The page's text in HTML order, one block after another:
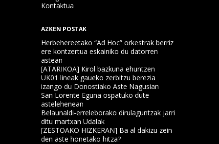
Kontaktua
AZKEN POSTAK
Herbehereetako “Ad Hoc” orkestrak berriz
ere kontzertua eskainiko du datorren
astean
[ATARIKOA] Kirol bazkuna ehuntzen
UK01 lineak gaueko zerbitzu berezia
izango du Donostiako Aste Nagusian
San Lorente Eguna ospatuko dute
astelehenean
Belaunaldi-erreleborako dirulaguntzak jarri
ditu martxan Udalak
[ZESTOAKO HIZKERAN] Ba al dakizu zein
den aste honetako hitza?